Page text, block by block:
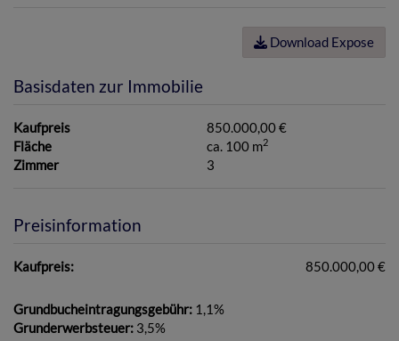
Download Expose
Basisdaten zur Immobilie
Kaufpreis
850.000,00 €
Fläche
ca. 100 m2
Zimmer 3
Preisinformation
Kaufpreis: 850.000,00 €
Grundbucheintragungsgebühr: 1,1%
Grunderwerbsteuer: 3,5%